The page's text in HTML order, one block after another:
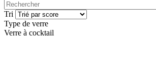
Tri
Type de verre
Verre à cocktail